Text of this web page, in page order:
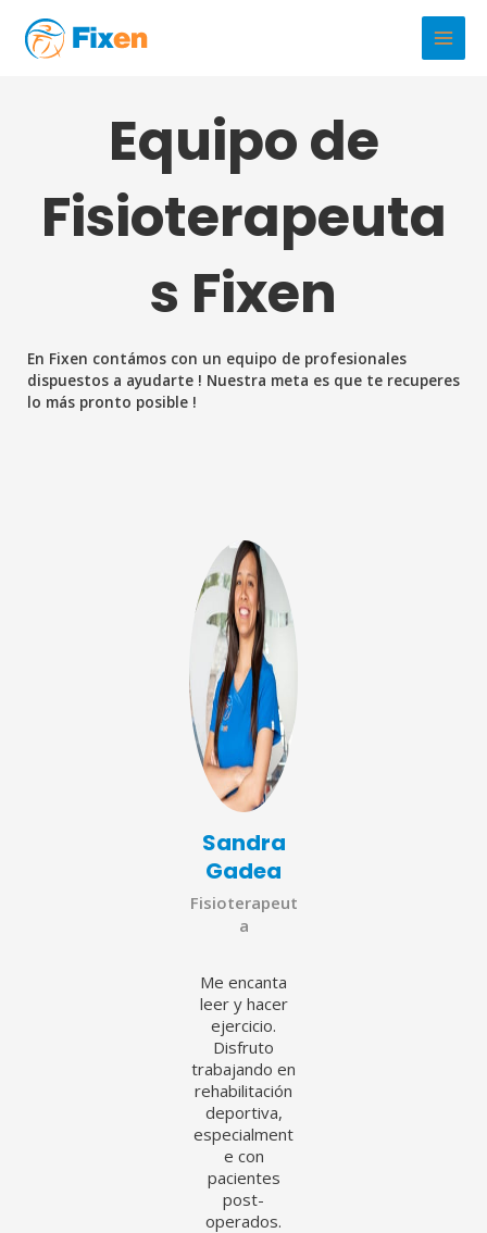
contenido
Main
Equipo de
Fisioterapeuta
s Fixen
En Fixen contámos con un equipo de profesionales
dispuestos a ayudarte ! Nuestra meta es que te recuperes
lo más pronto posible !
Sandra
Gadea
Fisioterapeut
a
Me encanta
leer y hacer
ejercicio.
Disfruto
trabajando en
rehabilitación
deportiva,
especialment
e con
pacientes
post-
operados.